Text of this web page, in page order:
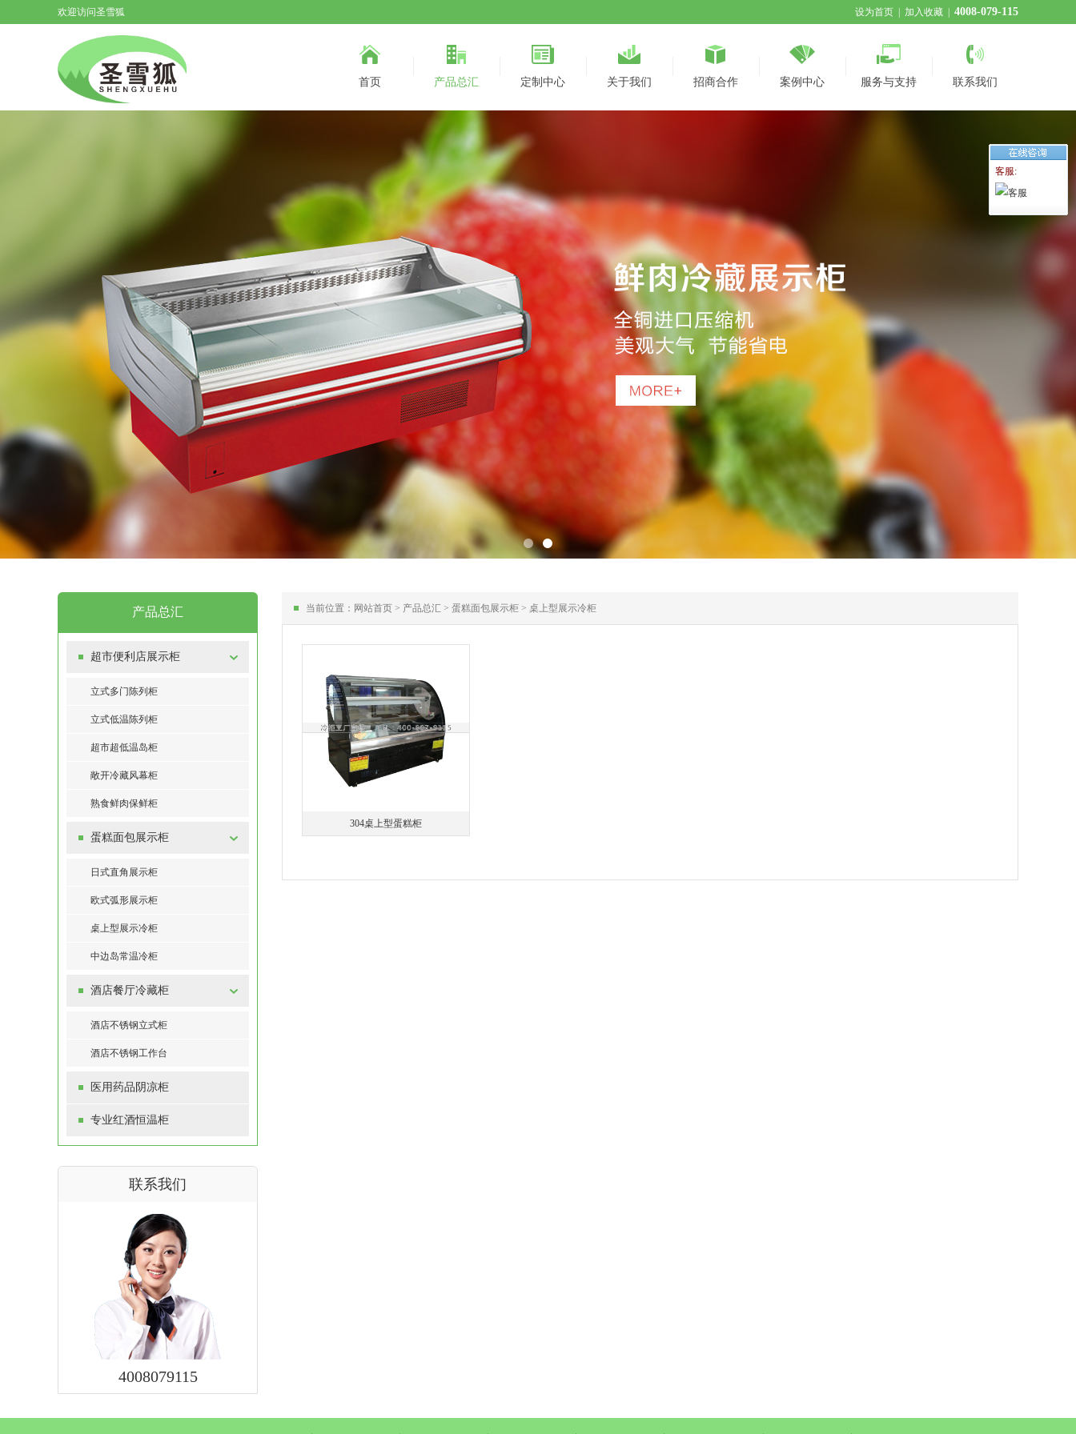
欢迎访问圣雪狐 设为首页 加入收藏 4008-079-115
首页 产品总汇 定制中心 关于我们 招商合作 案例中心 服务与支持 联系我们
产品总汇
超市便利店展示柜
立式多门陈列柜
立式低温陈列柜
超市超低温岛柜
敞开冷藏风幕柜
熟食鲜肉保鲜柜
蛋糕面包展示柜
日式直角展示柜
欧式弧形展示柜
桌上型展示冷柜
中边岛常温冷柜
酒店餐厅冷藏柜
酒店不锈钢立式柜
酒店不锈钢工作台
医用药品阴凉柜
专业红酒恒温柜
联系我们
4008079115
当前位置： 网站首页 > 产品总汇 > 蛋糕面包展示柜 > 桌上型展示冷柜
304桌上型蛋糕柜
客服: